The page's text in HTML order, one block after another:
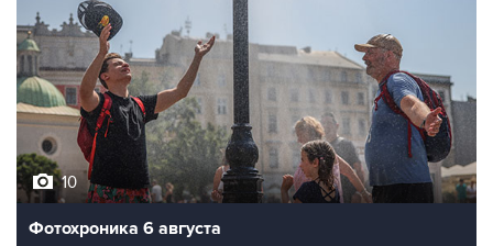
10
Фотохроника 6 августа